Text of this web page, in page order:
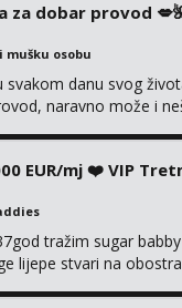
za dobar provod
mušku osobu
danu svog
naravno može i
EUR/mj ❤️ VIP
tražim sugar
lijepe stvari na